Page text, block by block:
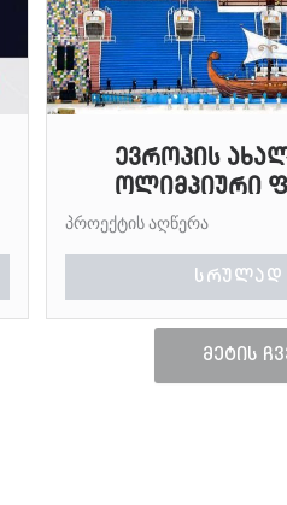
ევროპის
ოლიმპიური
პროექტის აღწერა
ᲡᲠᲣᲚᲐᲓ
მეტის